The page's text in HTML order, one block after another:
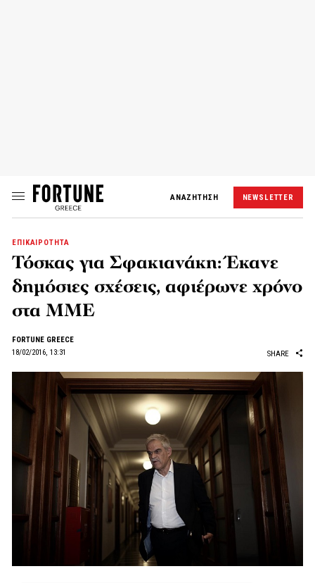
ΑΝΑΖΗΤΗΣΗ NEWSLETTER
ΕΠΙΚΑΙΡΟΤΗΤΑ
Τόσκας για Σφακιανάκη: Έκανε
δημόσιες σχέσεις, αφιέρωνε χρόνο
στα ΜΜΕ
FORTUNE GREECE
18/02/2016, 13:31
SHARE